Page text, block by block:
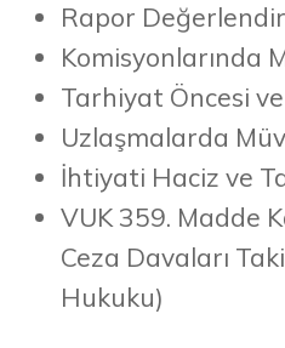
Rapor
Komisyonlarında
Tarhiyat Öncesi ve
Uzlaşmalarda
İhtiyati Haciz ve
VUK 359. Madde
Ceza Davaları
Hukuku)